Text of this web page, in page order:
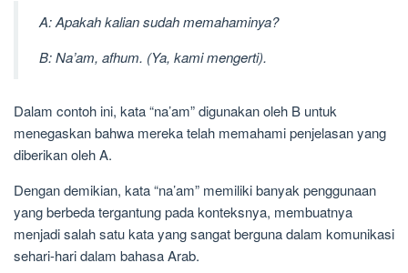
A: Apakah kalian sudah memahaminya?
B: Na’am, afhum. (Ya, kami mengerti).
Dalam contoh ini, kata “na’am” digunakan oleh B untuk
menegaskan bahwa mereka telah memahami penjelasan yang
diberikan oleh A.
Dengan demikian, kata “na’am” memiliki banyak penggunaan
yang berbeda tergantung pada konteksnya, membuatnya
menjadi salah satu kata yang sangat berguna dalam komunikasi
sehari-hari dalam bahasa Arab.